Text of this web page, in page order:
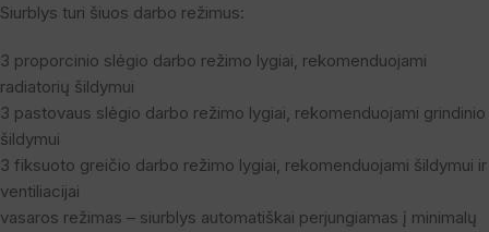
Siurblys turi šiuos darbo režimus:
3 proporcinio slėgio darbo režimo lygiai, rekomenduojami
radiatorių šildymui
3 pastovaus slėgio darbo režimo lygiai, rekomenduojami grindinio
šildymui
3 fiksuoto greičio darbo režimo lygiai, rekomenduojami šildymui ir
ventiliacijai
vasaros režimas – siurblys automatiškai perjungiamas į minimalų